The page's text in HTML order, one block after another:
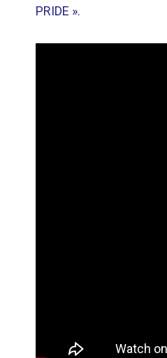
PRIDE ».